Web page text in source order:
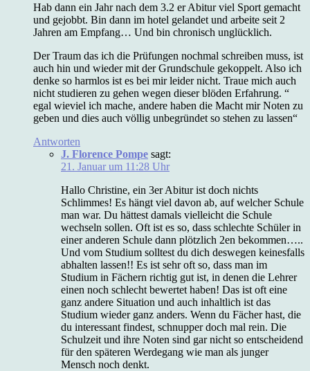
Hab dann ein Jahr nach dem 3.2 er Abitur viel Sport gemacht
und gejobbt. Bin dann im hotel gelandet und arbeite seit 2
Jahren am Empfang… Und bin chronisch unglücklich.
Der Traum das ich die Prüfungen nochmal schreiben muss, ist
auch hin und wieder mit der Grundschule gekoppelt. Also ich
denke so harmlos ist es bei mir leider nicht. Traue mich auch
nicht studieren zu gehen wegen dieser blöden Erfahrung. “
egal wieviel ich mache, andere haben die Macht mir Noten zu
geben und dies auch völlig unbegründet so stehen zu lassen“
Antworten
J. Florence Pompe sagt:
21. Januar um 11:28 Uhr
Hallo Christine, ein 3er Abitur ist doch nichts
Schlimmes! Es hängt viel davon ab, auf welcher Schule
man war. Du hättest damals vielleicht die Schule
wechseln sollen. Oft ist es so, dass schlechte Schüler in
einer anderen Schule dann plötzlich 2en bekommen…..
Und vom Studium solltest du dich deswegen keinesfalls
abhalten lassen!! Es ist sehr oft so, dass man im
Studium in Fächern richtig gut ist, in denen die Lehrer
einen noch schlecht bewertet haben! Das ist oft eine
ganz andere Situation und auch inhaltlich ist das
Studium wieder ganz anders. Wenn du Fächer hast, die
du interessant findest, schnupper doch mal rein. Die
Schulzeit und ihre Noten sind gar nicht so entscheidend
für den späteren Werdegang wie man als junger
Mensch noch denkt.